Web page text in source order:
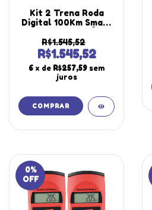
Kit 2 Trena Roda
Digital 100Km Smart
Hold Sensor Haste
Tr-1000 Portátil
Instrutherm Com
Estojo
R$1.545,52
R$1.545,52
6 x de R$257,59 sem
juros
0%
OFF